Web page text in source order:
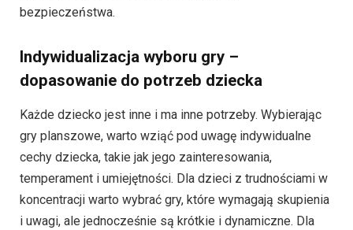
bezpieczeństwa.
Indywidualizacja wyboru gry –
dopasowanie do potrzeb dziecka
Każde dziecko jest inne i ma inne potrzeby. Wybierając
gry planszowe, warto wziąć pod uwagę indywidualne
cechy dziecka, takie jak jego zainteresowania,
temperament i umiejętności. Dla dzieci z trudnościami w
koncentracji warto wybrać gry, które wymagają skupienia
i uwagi, ale jednocześnie są krótkie i dynamiczne. Dla